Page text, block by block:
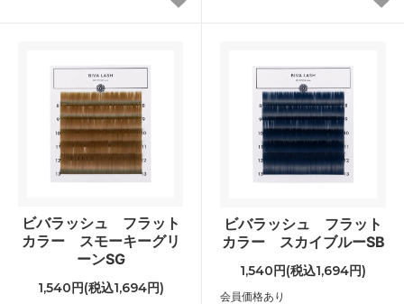
ビバラッシュ フラット
カラー スモーキーグリ
ーンSG
1,540円(税込1,694円)
ビバラッシュ フラット
カラー スカイブルーSB
1,540円(税込1,694円)
会員価格あり